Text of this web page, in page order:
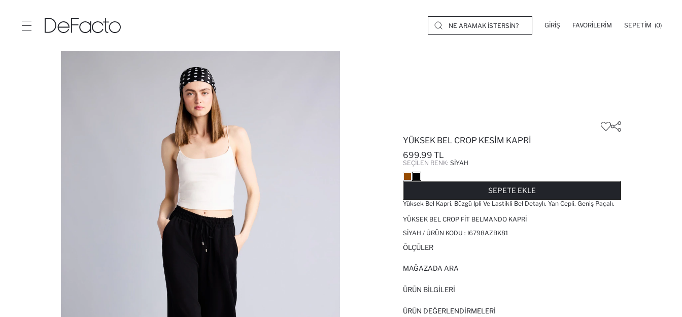
GIRIŞ FAVORILERIM SEPETIM (0)
YÜKSEK BEL CROP KESIM KAPRI
699.99 TL
SEÇILEN RENK: SIYAH
SEPETE EKLE
Yüksek Bel Kapri. Büzgü Ipli Ve Lastikli Bel Detaylı. Yan Cepli. Geniş Paçalı.
YÜKSEK BEL CROP FIT BELMANDO KAPRI
SIYAH / ÜRÜN KODU : I6798AZBK81
ÖLÇÜLER
MAĞAZADA ARA
ÜRÜN BILGILERI
ÜRÜN DEĞERLENDİRMELERİ